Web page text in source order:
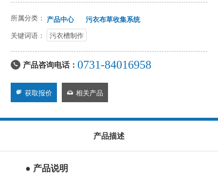
所属分类： 产品中心
污衣布草收集系统
关键词语：
污衣槽制作
 产品咨询电话： 0731-84016958
 获取报价  相关产品
产品描述
● 产品说明